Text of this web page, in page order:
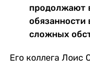
продолжают
обязанности
сложных
Его коллега Лоис